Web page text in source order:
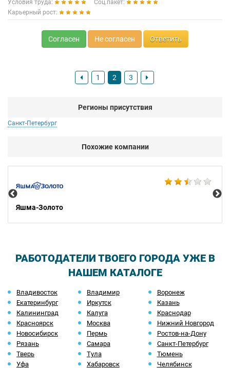
Условия труда:
Соц.пакет:
Карьерный рост:
Согласен Не согласен Ответить
1 2 3
Регионы присутствия
Санкт-Петербург
Похожие компании
Яшма-Золото
РАБОТОДАТЕЛИ ТВОЕГО ГОРОДА УЖЕ В
НАШЕМ КАТАЛОГЕ
Владивосток Владимир
Воронеж
Екатеринбург
Иркутск
Казань
Калининград
Калуга
Краснодар
Красноярск
Москва
Нижний Новгород
Новосибирск
Пермь
Ростов-на-Дону
Рязань
Самара
Санкт-Петербург
Тверь
Тула
Тюмень
Уфа
Хабаровск Челябинск